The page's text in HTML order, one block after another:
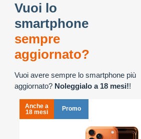
Vuoi lo
smartphone
sempre
aggiornato?
Vuoi avere sempre lo smartphone più
aggiornato? Noleggialo a 18 mesi!!
Anche a
18 mesi
Promo